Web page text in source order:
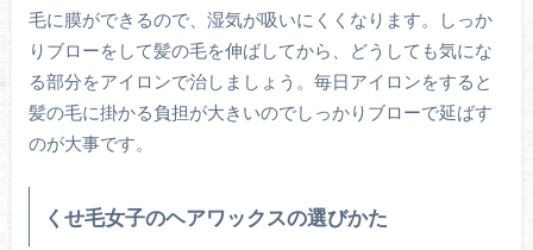
毛に膜ができるので、湿気が吸いにくくなります。しっか
りブローをして髪の毛を伸ばしてから、どうしても気にな
る部分をアイロンで治しましょう。毎日アイロンをすると
髪の毛に掛かる負担が大きいのでしっかりブローで延ばす
のが大事です。
くせ毛女子のヘアワックスの選びかた